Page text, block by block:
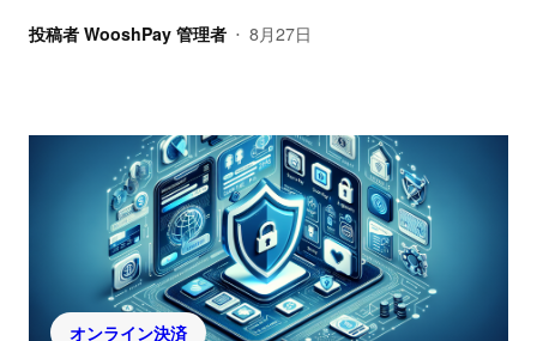
投稿者 WooshPay 管理者 • 8月27日
オンライン決済